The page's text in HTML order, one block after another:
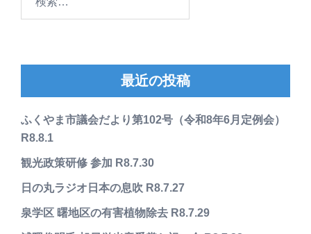
最近の投稿
ふくやま市議会だより第102号（令和8年6月定例会）
R8.8.1
観光政策研修 参加 R8.7.30
日の丸ラジオ日本の息吹 R8.7.27
泉学区 曙地区の有害植物除去 R8.7.29